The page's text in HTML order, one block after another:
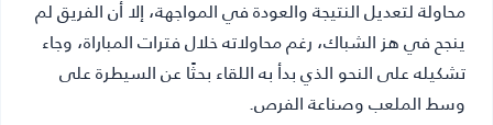
محاولة لتعديل النتيجة والعودة في المواجهة، إلا أن الفريق لم
ينجح في هز الشباك، رغم محاولاته خلال فترات المباراة، وجاء
تشكيله على النحو الذي بدأ به اللقاء بحثًا عن السيطرة على
وسط الملعب وصناعة الفرص.